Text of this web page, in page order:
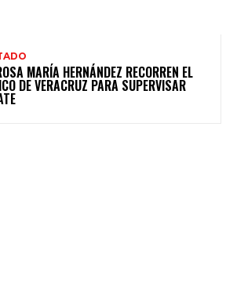
MARÍA HERNÁNDEZ RECORREN EL
DE VERACRUZ PARA SUPERVISAR